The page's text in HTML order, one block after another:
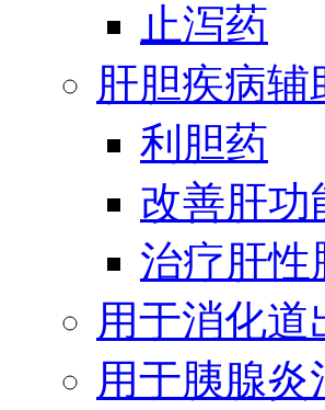
止泻药
肝胆疾病辅
利胆药
改善肝功
治疗肝性
用于消化道
用于胰腺炎